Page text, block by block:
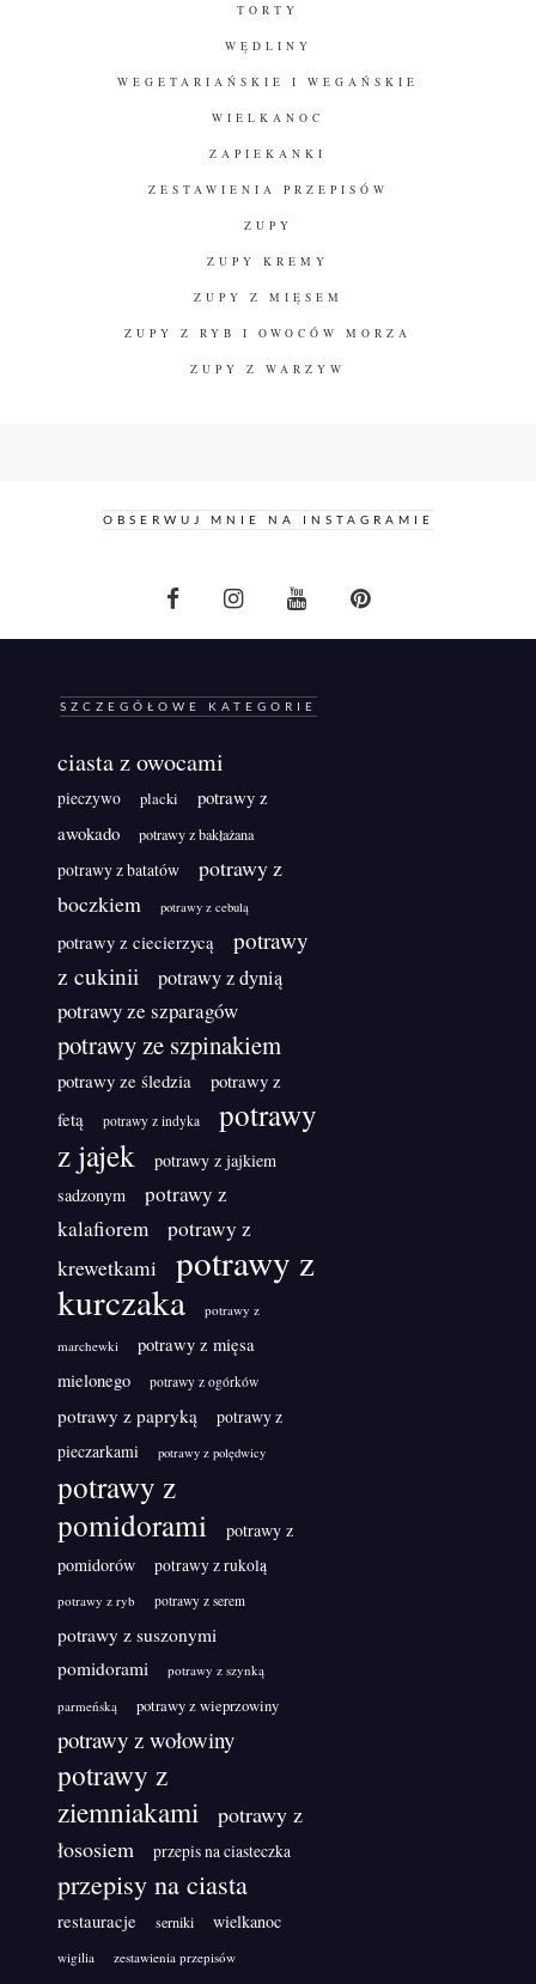
TORTY
WĘDLINY
WEGETARIAŃSKIE I WEGAŃSKIE
WIELKANOC
ZAPIEKANKI
ZESTAWIENIA PRZEPISÓW
ZUPY
ZUPY KREMY
ZUPY Z MIĘSEM
ZUPY Z RYB I OWOCÓW MORZA
ZUPY Z WARZYW
OBSERWUJ MNIE NA INSTAGRAMIE
SZCZEGÓŁOWE KATEGORIE
ciasta z owocami
pieczywo placki
potrawy z
awokado
potrawy z bakłażana
potrawy z batatów
potrawy z
boczkiem
potrawy z cebulą
potrawy z ciecierzycą
potrawy
z cukinii
potrawy z dynią
potrawy ze szparagów
potrawy ze szpinakiem
potrawy ze śledzia
potrawy z
fetą
potrawy z indyka
potrawy
z jajek
potrawy z jajkiem
sadzonym
potrawy z
kalafiorem
potrawy z
krewetkami
potrawy z
kurczaka
potrawy z
marchewki
potrawy z mięsa
mielonego
potrawy z ogórków
potrawy z papryką
potrawy z
pieczarkami
potrawy z polędwicy
potrawy z
pomidorami
potrawy z
pomidorów
potrawy z rukolą
potrawy z ryb potrawy z serem
potrawy z suszonymi
pomidorami
potrawy z szynką
parmeńską
potrawy z wieprzowiny
potrawy z wołowiny
potrawy z
ziemniakami
potrawy z
łososiem
przepis na ciasteczka
przepisy na ciasta
restauracje serniki wielkanoc
wigilia zestawienia przepisów